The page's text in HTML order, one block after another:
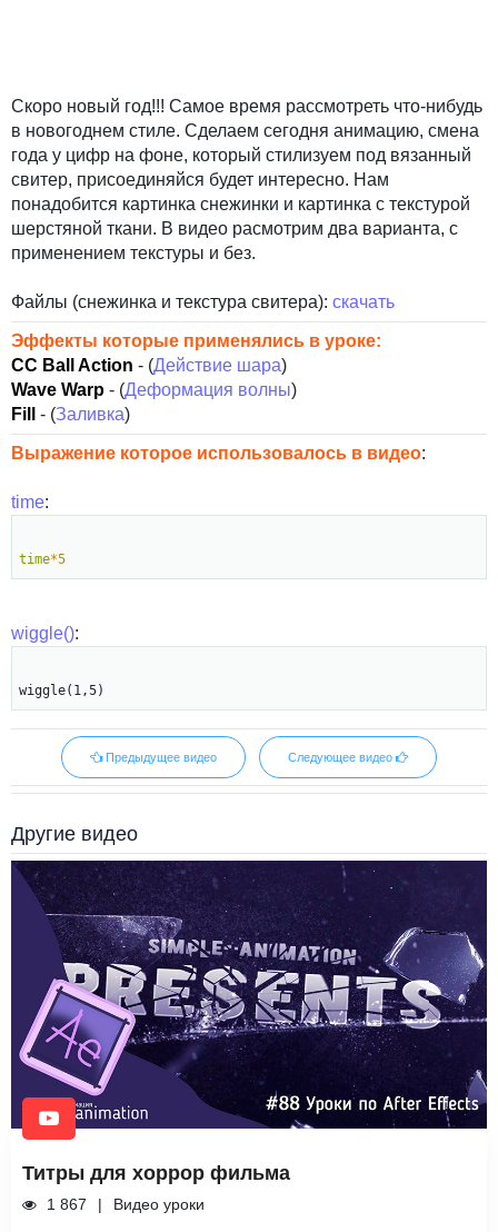
Скоро новый год!!! Самое время рассмотреть что-нибудь
в новогоднем стиле. Сделаем сегодня анимацию, смена
года у цифр на фоне, который стилизуем под вязанный
свитер, присоединяйся будет интересно. Нам
понадобится картинка снежинки и картинка с текстурой
шерстяной ткани. В видео расмотрим два варианта, с
применением текстуры и без.
Файлы (снежинка и текстура свитера): скачать
Эффекты которые применялись в уроке:
CC Ball Action - (Действие шара)
Wave Warp - (Деформация волны)
Fill
- (Заливка)
Выражение которое использовалось в видео:
time:
time*5
wiggle():
Предыдущее видео Следующее видео
Другие видео
Титры для хоррор фильма
1 867 Видео уроки